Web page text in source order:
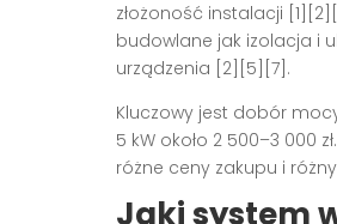
złożoność instalacji
budowlane jak izolacja i
urządzenia [2][5][7].
Kluczowy jest dobór
5 kW około 2 500–3 000
różne ceny zakupu i
Jaki system